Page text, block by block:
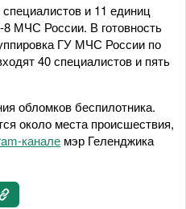
и 11 единиц
8 МЧС России. В готовность
ГУ МЧС России по
40 специалистов и пять
обломков беспилотника.
около места происшествия,
канале мэр Геленджика